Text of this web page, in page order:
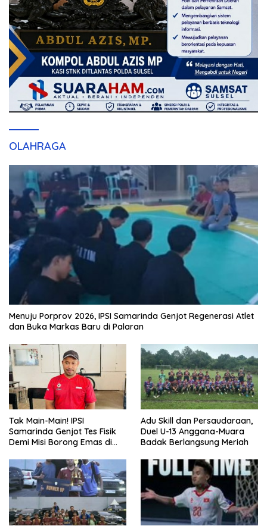
OLAHRAGA
Menuju Porprov 2026, IPSI Samarinda Genjot Regenerasi Atlet
dan Buka Markas Baru di Palaran
Tak Main-Main! IPSI
Samarinda Genjot Tes Fisik
Demi Misi Borong Emas di
Adu Skill dan Persaudaraan,
Duel U-13 Anggana-Muara
Badak Berlangsung Meriah